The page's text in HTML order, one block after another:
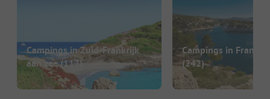
Campings in Zuid-Frankrijk
aan zee(117)
Campings in
(242)